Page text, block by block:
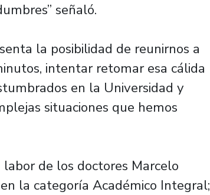
señaló.
la posibilidad de reunirnos a
intentar retomar esa cálida
en la Universidad y
situaciones que hemos
de los doctores Marcelo
la categoría Académico Integral;